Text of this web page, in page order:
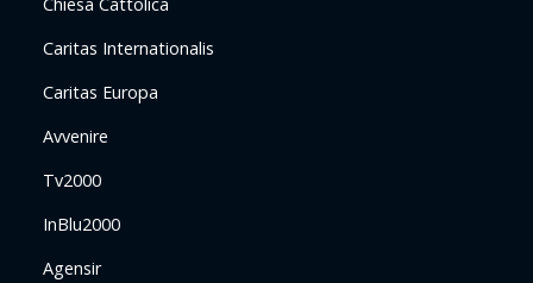
Caritas Internationalis
Caritas Europa
Avvenire
Tv2000
InBlu2000
Agensir